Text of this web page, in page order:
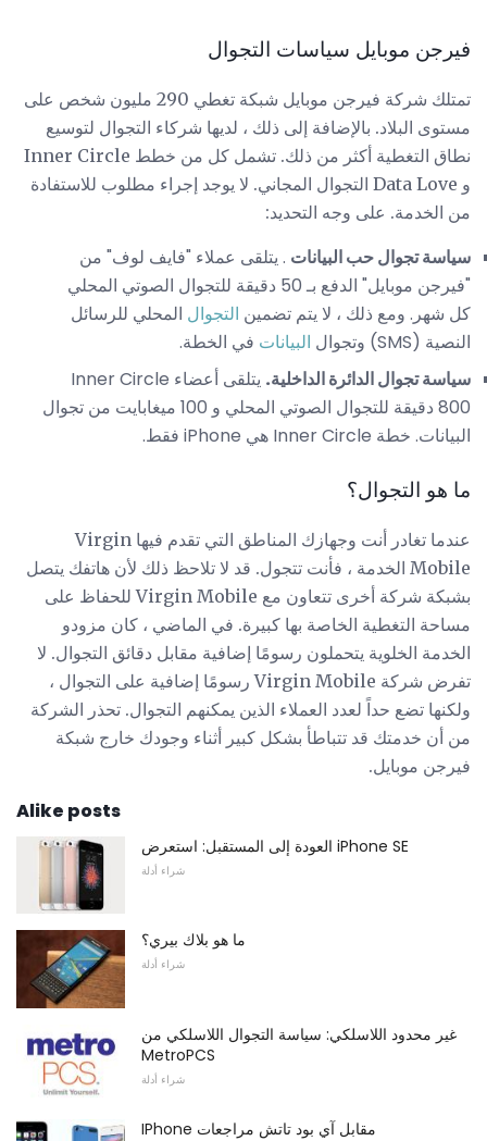
فيرجن موبايل سياسات التجوال
تمتلك شركة فيرجن موبايل شبكة تغطي 290 مليون شخص على
مستوى البلاد. بالإضافة إلى ذلك ، لديها شركاء التجوال لتوسيع
نطاق التغطية أكثر من ذلك. تشمل كل من خطط Inner Circle
و Data Love التجوال المجاني. لا يوجد إجراء مطلوب للاستفادة
من الخدمة. على وجه التحديد:
سياسة تجوال حب البيانات .يتلقى عملاء "فايف لوف" من
"فيرجن موبايل" الدفع بـ 50 دقيقة للتجوال الصوتي المحلي
كل شهر. ومع ذلك ، لا يتم تضمين التجوال المحلي للرسائل
النصية (SMS) وتجوال
البيانات في الخطة.
سياسة تجوال الدائرة الداخلية.
يتلقى أعضاء Inner Circle
800 دقيقة للتجوال الصوتي المحلي و 100 ميغابايت من تجوال
البيانات. خطة Inner Circle هي iPhone فقط.
ما هو التجوال؟
عندما تغادر أنت وجهازك المناطق التي تقدم فيها Virgin
Mobile الخدمة ، فأنت تتجول. قد لا تلاحظ ذلك لأن هاتفك يتصل
بشبكة شركة أخرى تتعاون مع Virgin Mobile للحفاظ على
مساحة التغطية الخاصة بها كبيرة. في الماضي ، كان مزودو
الخدمة الخلوية يتحملون رسومًا إضافية مقابل دقائق التجوال. لا
تفرض شركة Virgin Mobile رسومًا إضافية على التجوال ،
ولكنها تضع حداً لعدد العملاء الذين يمكنهم التجوال. تحذر الشركة
من أن خدمتك قد تتباطأ بشكل كبير أثناء وجودك خارج شبكة
فيرجن موبايل.
Alike posts
العودة إلى المستقبل: استعرض iPhone SE
شراء أدلة
ما هو بلاك بيري؟
شراء أدلة
غير محدود اللاسلكي: سياسة التجوال اللاسلكي من
MetroPCS
شراء أدلة
IPhone مقابل آي بود تاتش مراجعات